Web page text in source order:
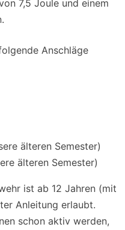
7,5 Joule und einem
Anschläge
älteren Semester)
älteren Semester)
ist ab 12 Jahren (mit
Anleitung erlaubt.
schon aktiv werden,